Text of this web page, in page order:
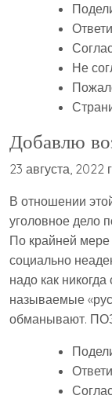
Не
Добавлю
23 августа, 2022
В отношении
уголовное дело
По крайней
социально
надо как
называемые
обманывают.